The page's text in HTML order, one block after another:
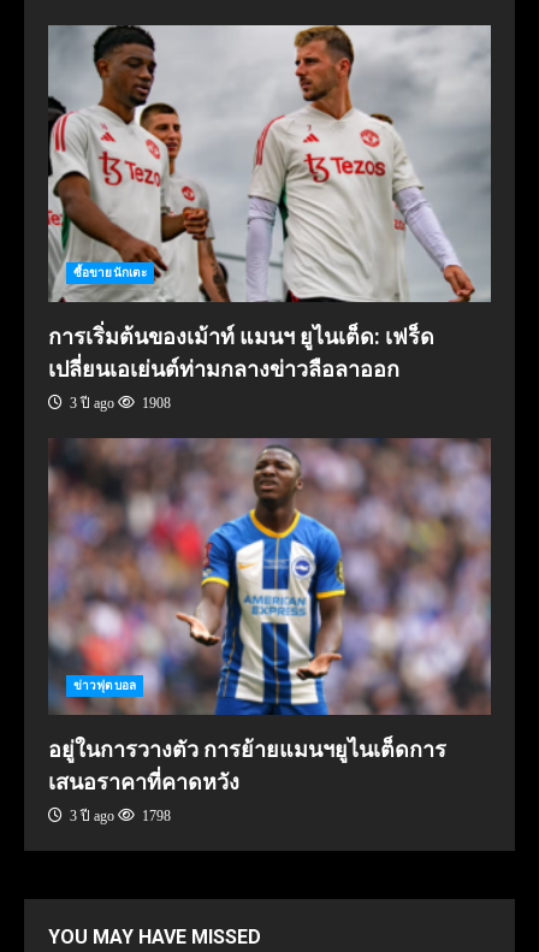
ซื้อขายนักเตะ
การเริ่มต้นของเม้าท์ แมนฯ ยูไนเต็ด: เฟร็ด
เปลี่ยนเอเย่นต์ท่ามกลางข่าวลือลาออก
3 ปี ago 1908
ข่าวฟุตบอล
อยู่ในการวางตัว การย้ายแมนฯยูไนเต็ดการ
เสนอราคาที่คาดหวัง
3 ปี ago 1798
YOU MAY HAVE MISSED